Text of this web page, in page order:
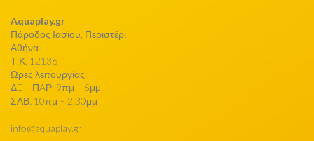
Aquaplay.gr
Πάροδος Ιασίου, Περιστέρι
Αθήνα
Τ.Κ: 12136
Ώρες λειτουργίας:
ΔE – ΠAΡ: 9πμ – 5μμ
ΣΑΒ: 10πμ – 2:30μμ
info@aquaplay.gr